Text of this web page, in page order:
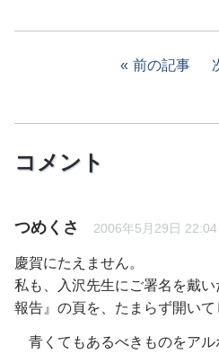
前の記事
コメント
つめくさ 2006年5月29日 22:04
慶賀にたえません。
私も、入沢先生にご署名を戴
報告』の頁を、たまらず開いて
青くてもあるべきものを